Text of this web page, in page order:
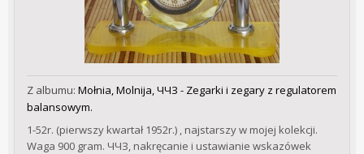
Z albumu: Mołnia, Molnija, ЧЧЗ - Zegarki i zegary z regulatorem
balansowym.
1-52r. (pierwszy kwartał 1952r.) , najstarszy w mojej kolekcji.
Waga 900 gram. ЧЧЗ, nakręcanie i ustawianie wskazówek